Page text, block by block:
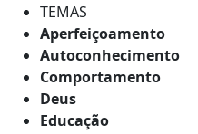
TEMAS
Aperfeiçoamento
Autoconhecimento
Comportamento
Deus
Educação